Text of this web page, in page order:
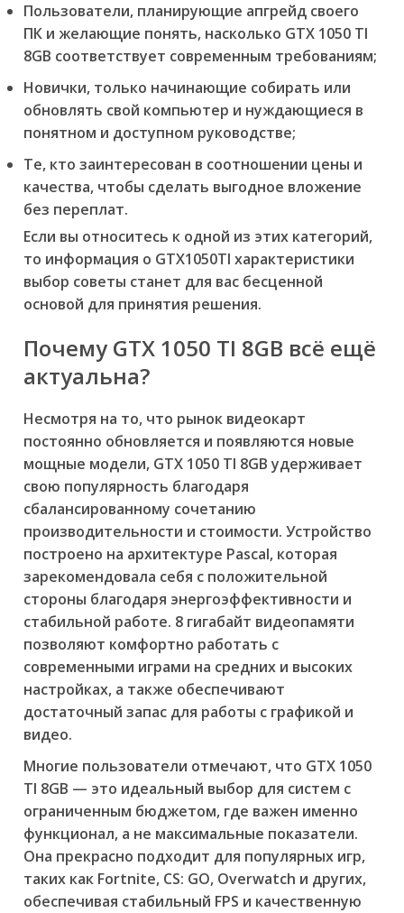
Пользователи, планирующие апгрейд своего
ПК и желающие понять, насколько GTX 1050 TI
8GB соответствует современным требованиям;
Новички, только начинающие собирать или
обновлять свой компьютер и нуждающиеся в
понятном и доступном руководстве;
Те, кто заинтересован в соотношении цены и
качества, чтобы сделать выгодное вложение
без переплат.
Если вы относитесь к одной из этих категорий,
то информация о GTX1050TI характеристики
выбор советы станет для вас бесценной
основой для принятия решения.
Почему GTX 1050 TI 8GB всё ещё
актуальна?
Несмотря на то, что рынок видеокарт
постоянно обновляется и появляются новые
мощные модели, GTX 1050 TI 8GB удерживает
свою популярность благодаря
сбалансированному сочетанию
производительности и стоимости. Устройство
построено на архитектуре Pascal, которая
зарекомендовала себя с положительной
стороны благодаря энергоэффективности и
стабильной работе. 8 гигабайт видеопамяти
позволяют комфортно работать с
современными играми на средних и высоких
настройках, а также обеспечивают
достаточный запас для работы с графикой и
видео.
Многие пользователи отмечают, что GTX 1050
TI 8GB — это идеальный выбор для систем с
ограниченным бюджетом, где важен именно
функционал, а не максимальные показатели.
Она прекрасно подходит для популярных игр,
таких как Fortnite, CS: GO, Overwatch и других,
обеспечивая стабильный FPS и качественную